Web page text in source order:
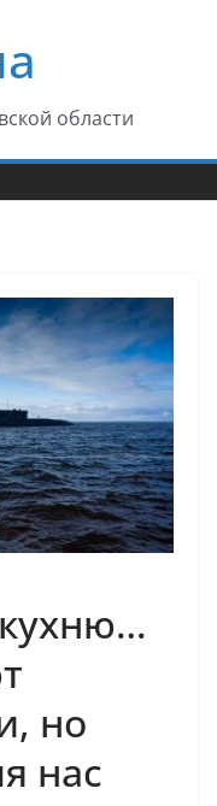
области
но
нас